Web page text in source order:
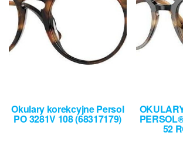
Okulary korekcyjne Persol
PO 3281V 108 (68317179)
52